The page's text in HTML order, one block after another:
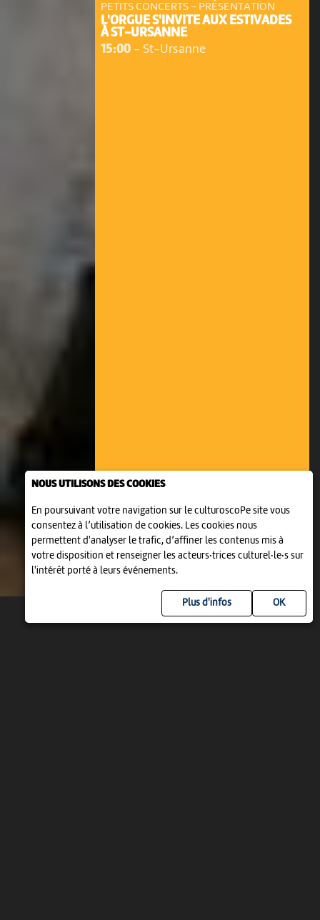
NOUS UTILISONS DES COOKIES
En poursuivant votre navigation sur le culturoscoPe site vous
consentez à l’utilisation de cookies. Les cookies nous
permettent d'analyser le trafic, d’affiner les contenus mis à
votre disposition et renseigner les acteurs·trices culturel·le·s sur
l'intérêt porté à leurs événements.
Plus d'infos
PETITS CONCERTS - PRÉSENTATION
L'ORGUE S'INVITE AUX ESTIVADES
À ST-URSANNE
15:00- St-Ursanne